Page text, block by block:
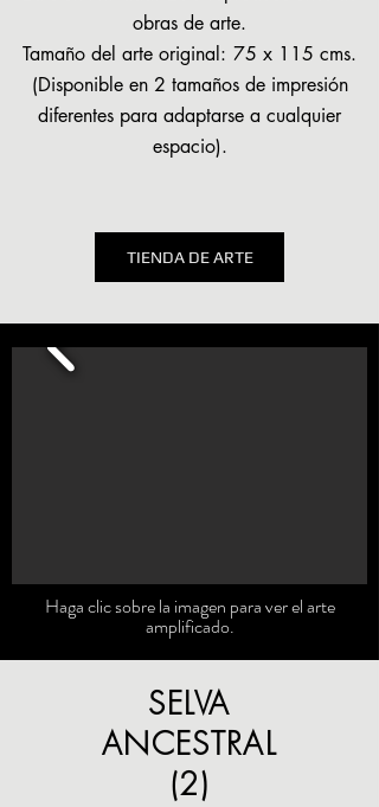
obras de arte.
Tamaño del arte original: 75 x 115 cms.
(Disponible en 2 tamaños de impresión
diferentes para adaptarse a cualquier
espacio).
TIENDA DE ARTE
Haga clic sobre la imagen para ver el arte
amplificado.
SELVA
ANCESTRAL
(2)